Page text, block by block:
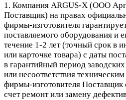
1. Компания ARGUS-X (ООО
Поставщик) на правах
фирмы-изготовителя
поставляемого оборудования и
течение 1-2 лет (точный срок в
или карточке товара) с даты
в гарантийный период
или несоответствия
фирмы-изготовителя Поставщик
счет ремонт или замену